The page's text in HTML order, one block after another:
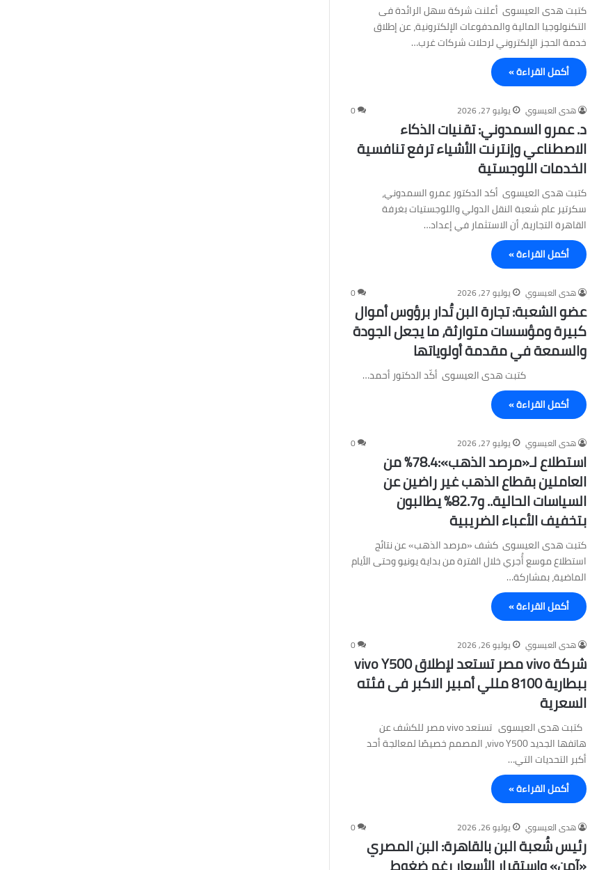
كتبت هدى العيسوى أعلنت شركة سهل الرائدة فى
التكنولوجيا المالية والمدفوعات الإلكترونية، عن إطلاق
خدمة الحجز الإلكتروني لرحلات شركات غرب…
أكمل القراءة »
هدى العيسوي يوليو 27, 2026 0
د. عمرو السمدوني: تقنيات الذكاء
الاصطناعي وإنترنت الأشياء ترفع تنافسية
الخدمات اللوجستية
كتبت هدى العيسوى أكد الدكتور عمرو السمدوني،
سكرتير عام شعبة النقل الدولي واللوجستيات بغرفة
القاهرة التجارية، أن الاستثمار في إعداد…
أكمل القراءة »
هدى العيسوي يوليو 27, 2026 0
عضو الشعبة: تجارة البن تُدار برؤوس أموال
كبيرة ومؤسسات متوارثة، ما يجعل الجودة
والسمعة في مقدمة أولوياتها
كتبت هدى العيسوى أكّد الدكتور أحمد…
أكمل القراءة »
هدى العيسوي يوليو 27, 2026 0
استطلاع لـ«مرصد الذهب»:78.4% من
العاملين بقطاع الذهب غير راضين عن
السياسات الحالية.. و82.7% يطالبون
بتخفيف الأعباء الضريبية
كتبت هدى العيسوى كشف «مرصد الذهب» عن نتائج
استطلاع موسع أُجري خلال الفترة من بداية يونيو وحتى الأيام
الماضية، بمشاركة…
أكمل القراءة »
هدى العيسوي يوليو 26, 2026 0
شركة vivo مصر تستعد لإطلاق vivo Y500
ببطارية 8100 مللي أمبير الاكبر فى فئته
السعرية
كتبت هدى العيسوى تستعد vivo مصر للكشف عن
هاتفها الجديد vivo Y500، المصمم خصيصًا لمعالجة أحد
أكبر التحديات التي…
أكمل القراءة »
هدى العيسوي يوليو 26, 2026 0
رئيس شُعبة البن بالقاهرة: البن المصري